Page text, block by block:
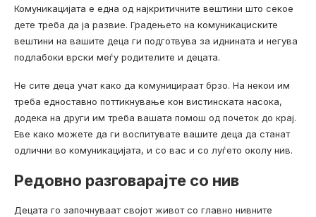
Комуникацијата е една од најкритичните вештини што секое
дете треба да ја развие. Градењето на комуникациските
вештини на вашите деца ги подготвува за иднината и негува
подлабоки врски меѓу родителите и децата.
Не сите деца учат како да комуницираат брзо. На некои им
треба едноставно поттикнување кон вистинската насока,
додека на други им треба вашата помош од почеток до крај.
Еве како можете да ги воспитувате вашите деца да станат
одлични во комуникацијата, и со вас и со луѓето околу нив.
Редовно разговарајте со нив
Децата го започнуваат својот живот со главно нивните